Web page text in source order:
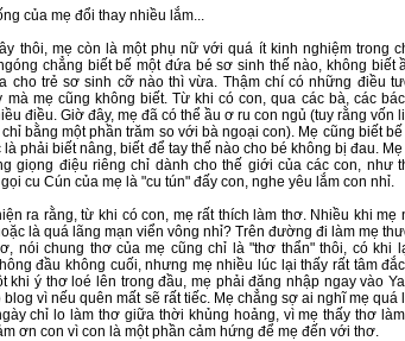
của mẹ đổi thay nhiều lắm...
thôi, mẹ còn là một phụ nữ với quá ít kinh nghiệm trong
chẳng biết bế một đứa bé sơ sinh thế nào, không biết
cho trẻ sơ sinh cỡ nào thì vừa. Thậm chí có những điều
mẹ cũng không biết. Từ khi có con, qua các bà, các
điều. Giờ đây, mẹ đã có thể ầu ơ ru con ngủ (tuy rằng vốn
bằng một phần trăm so với bà ngoại con). Mẹ cũng biết bế
phải biết nâng, biết để tay thế nào cho bé không bị đau. Mẹ
giọng điệu riêng chỉ dành cho thế giới của các con, như
cu Cún của mẹ là "cu tún" đấy con, nghe yêu lắm con nhỉ.
ra rằng, từ khi có con, mẹ rất thích làm thơ. Nhiều khi mẹ
là quá lãng mạn viển vông nhỉ? Trên đường đi làm mẹ
nói chung thơ của mẹ cũng chỉ là "thơ thẩn" thôi, có khi
đầu không cuối, nhưng mẹ nhiều lúc lại thấy rất tâm
khi ý thơ loé lên trong đầu, mẹ phải đăng nhập ngay vào
vì nếu quên mất sẽ rất tiếc. Mẹ chẳng sợ ai nghĩ mẹ quá
chỉ lo làm thơ giữa thời khủng hoảng, vì mẹ thấy thơ
ơn con vì con là một phần cảm hứng để mẹ đến với thơ.